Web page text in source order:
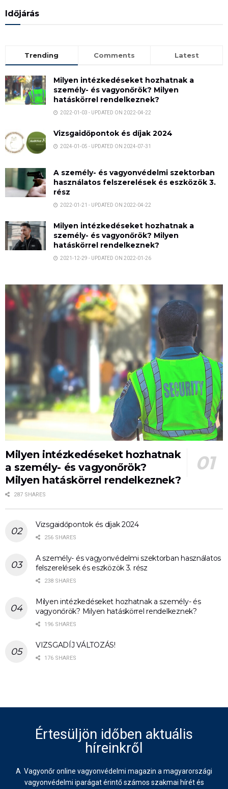
Időjárás
Trending Comments Latest
Milyen intézkedéseket hozhatnak a
személy- és vagyonőrök? Milyen
hatáskörrel rendelkeznek?
2022-01-03 - UPDATED ON 2022-04-22
Vizsgaidőpontok és díjak 2024
2024-01-05 - UPDATED ON 2024-07-31
A személy- és vagyonvédelmi szektorban
használatos felszerelések és eszközök 3.
rész
2022-01-21 - UPDATED ON 2022-04-22
Milyen intézkedéseket hozhatnak a
személy- és vagyonőrök? Milyen
hatáskörrel rendelkeznek?
2021-12-29 - UPDATED ON 2022-01-26
Milyen intézkedéseket hozhatnak
a személy- és vagyonőrök?
Milyen hatáskörrel rendelkeznek?
287 SHARES
Vizsgaidőpontok és díjak 2024
256 SHARES
A személy- és vagyonvédelmi szektorban használatos
felszerelések és eszközök 3. rész
238 SHARES
Milyen intézkedéseket hozhatnak a személy- és
vagyonőrök? Milyen hatáskörrel rendelkeznek?
196 SHARES
VIZSGADÍJ VÁLTOZÁS!
176 SHARES
Értesüljön időben aktuális
híreinkről
A Vagyonőr online vagyonvédelmi magazin a magyarországi
vagyonvédelmi iparágat érintő számos szakmai hírét és